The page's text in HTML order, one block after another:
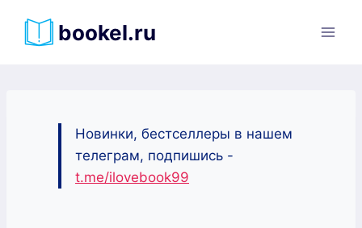
bookel.ru
Новинки, бестселлеры в нашем
телеграм, подпишись -
t.me/ilovebook99